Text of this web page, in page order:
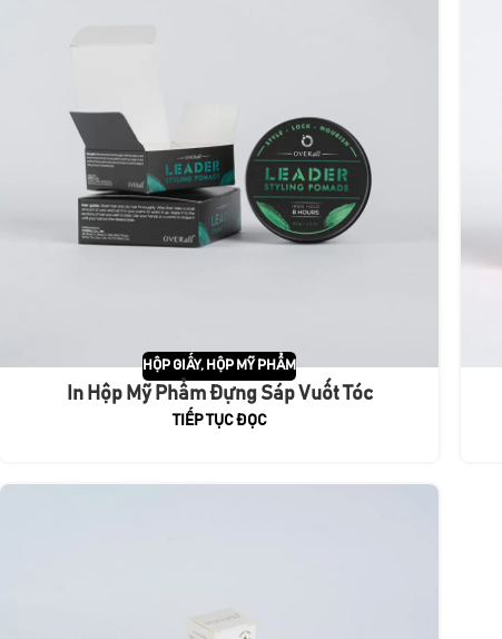
HỘP GIẤY, HỘP MỸ PHẨM
In Hộp Mỹ Phẩm Đựng Sáp Vuốt Tóc
TIẾP TỤC ĐỌC